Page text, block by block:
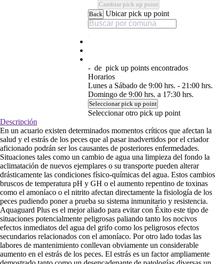
Cambiar pick up point
Back Ubicar pick up point
- de pick up points encontrados
Horarios
Lunes a Sábado de 9:00 hrs. - 21:00 hrs.
Domingo de 9:00 hrs. a 17:30 hrs.
Seleccionar pick up point
Seleccionar otro pick up point
Descripción
En un acuario existen determinados momentos críticos que afectan la
salud y el estrás de los peces que al pasar inadvertidos por el criador
aficionado podrán ser los causantes de posteriores enfermedades.
Situaciones tales como un cambio de agua una limpieza del fondo la
aclimatación de nuevos ejemplares o su transporte pueden alterar
drásticamente las condiciones físico-químicas del agua. Estos cambios
bruscos de temperatura pH y GH o el aumento repentino de toxinas
como el amoníaco o el nitrito afectan directamente la fisiología de los
peces pudiendo poner a prueba su sistema inmunitario y resistencia.
Aquaguard Plus es el mejor aliado para evitar con Éxito este tipo de
situaciones potencialmente peligrosas paliando tanto los nocivos
efectos inmediatos del agua del grifo como los peligrosos efectos
secundarios relacionados con el amoníaco. Por otro lado todas las
labores de mantenimiento conllevan obviamente un considerable
aumento en el estrás de los peces. El estrás es un factor ampliamente